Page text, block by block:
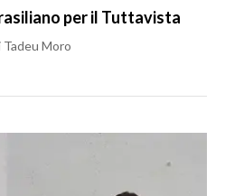
per il Tuttavista
Tadeu Moro